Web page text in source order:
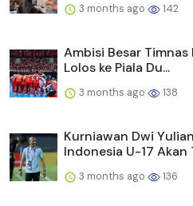
3 months ago 142
Ambisi Besar
Lolos ke Piala Du...
3 months ago 138
Kurniawan Dwi
Indonesia U-17 Akan
3 months ago 136